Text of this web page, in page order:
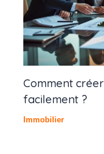
Comment
facilement ?
Immobilier